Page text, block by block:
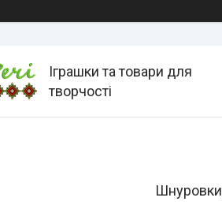
Іграшки та товари для
творчості